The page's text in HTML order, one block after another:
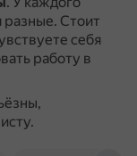
разные. Стоит
себя
работу в